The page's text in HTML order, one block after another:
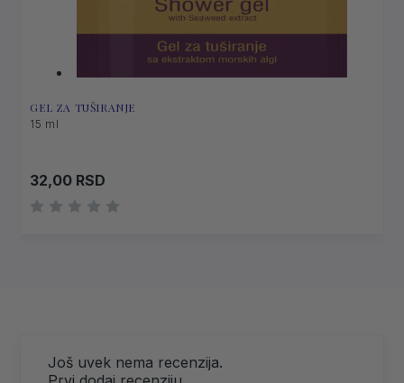
GEL ZA TUŠIRANJE
15 ml
32,00 RSD
Još uvek nema recenzija.